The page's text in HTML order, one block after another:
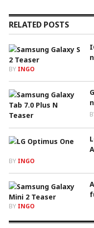
RELATED POSTS
BY INGO
BY INGO
BY INGO